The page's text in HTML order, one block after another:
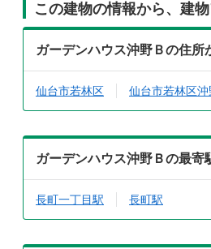
この建物の情報から、建
ガーデンハウス沖野Ｂの住
仙台市若林区 仙台市若林区沖
ガーデンハウス沖野Ｂの最
長町一丁目駅 長町駅